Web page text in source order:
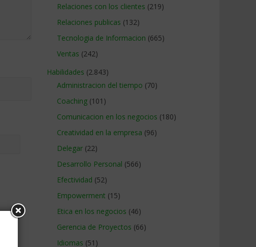
Relaciones con los clientes (219)
Relaciones publicas (132)
Tecnologia de Informacion (665)
Ventas (242)
Habilidades (2.843)
Administracion del tiempo (70)
Coaching (101)
Comunicacion en los negocios (180)
Creatividad en la empresa (96)
Delegar (22)
Desarrollo Personal (566)
Efectividad (52)
Empowerment (15)
Etica en los negocios (46)
Gerencia de Proyectos (66)
Idiomas (51)